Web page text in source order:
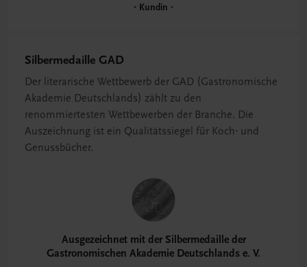
Kundin
Silbermedaille GAD
Der literarische Wettbewerb der GAD (Gastronomische
Akademie Deutschlands) zählt zu den
renommiertesten Wettbewerben der Branche. Die
Auszeichnung ist ein Qualitätssiegel für Koch- und
Genussbücher.
Ausgezeichnet mit der Silbermedaille der
Gastronomischen Akademie Deutschlands e. V.